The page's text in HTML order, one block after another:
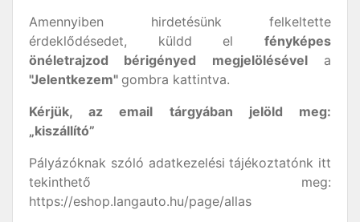
Amennyiben hirdetésünk felkeltette
érdeklődésedet, küldd el fényképes
önéletrajzod bérigényed megjelölésévela
"Jelentkezem" gombra kattintva.
Kérjük, az email tárgyában jelöld meg:
„kiszállító”
Pályázóknak szóló adatkezelési tájékoztatónk itt
tekinthető meg:
https://eshop.langauto.hu/page/allas